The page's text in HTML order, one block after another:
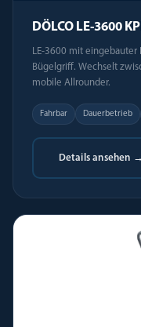
DÖLCO LE-3600
LE-3600 mit
Bügelgriff. Wechselt
mobile Allrounder.
Fahrbar Dauerbetrieb
Details ansehen →